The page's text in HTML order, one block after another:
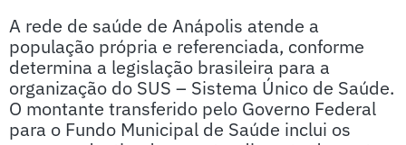
A rede de saúde de Anápolis atende a
população própria e referenciada, conforme
determina a legislação brasileira para a
organização do SUS – Sistema Único de Saúde.
O montante transferido pelo Governo Federal
para o Fundo Municipal de Saúde inclui os